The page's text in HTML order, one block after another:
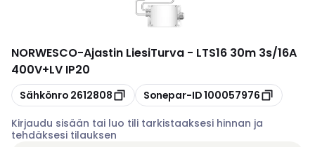
NORWESCO-Ajastin LiesiTurva - LTS16 30m 3s/16A
400V+LV IP20
Kopioi
Sähkönro 2612808 Kopioi
Sonepar-ID100057976
Kirjaudu sisään tai luo tili tarkistaaksesi hinnan ja
tehdäksesi tilauksen